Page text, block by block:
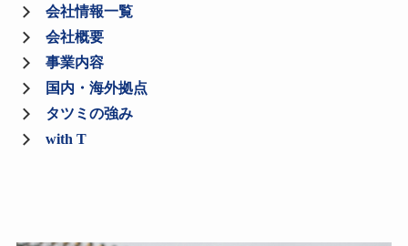
会社情報一覧
会社概要
事業内容
国内・海外拠点
タツミの強み
with T